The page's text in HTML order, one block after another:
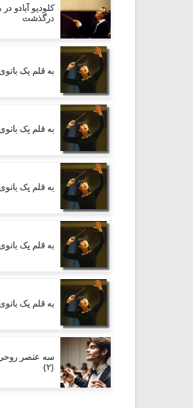
کلودیو آبادو
درگذشت
به قلم یک بانوی
به قلم یک بانوی
به قلم یک بانوی
به قلم یک بانوی
به قلم یک بانوی
سه عنصر روحی
(۲)